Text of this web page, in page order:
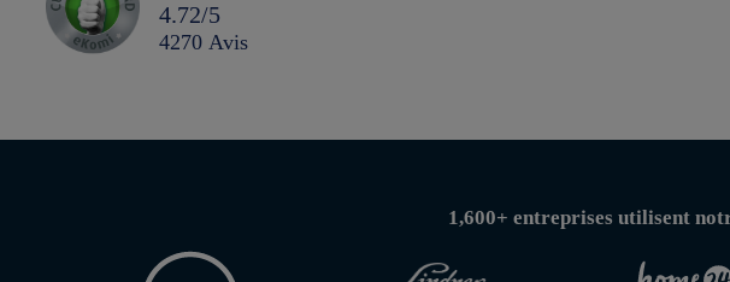
4.72/5
4270 Avis
1,600+ entreprises utilisent